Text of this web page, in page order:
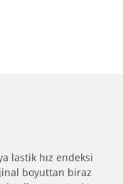
lastik hız endeksi
boyuttan biraz